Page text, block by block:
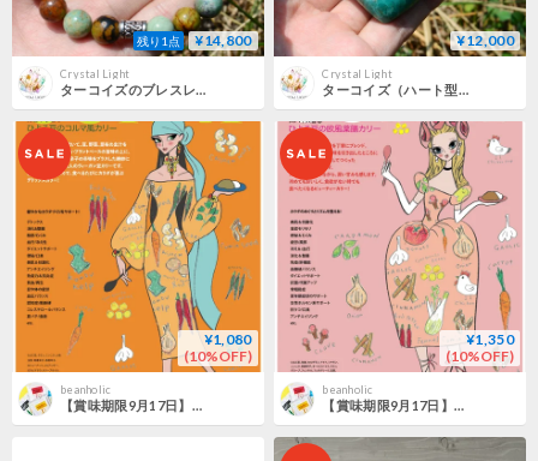
残り1点 ¥14,800
Crystal Light
ターコイズのブレスレット（大きめサイズ）
¥12,000
Crystal Light
ターコイズ（ハート型）
¥1,080
(10%OFF)
beanholic
【賞味期限9月17日】青唐辛子香る ひよこ豆のコルマ風カリー
¥1,350
(10%OFF)
beanholic
【賞味期限9月17日】スパイス香る ひよこ豆の欧風薬膳カリー